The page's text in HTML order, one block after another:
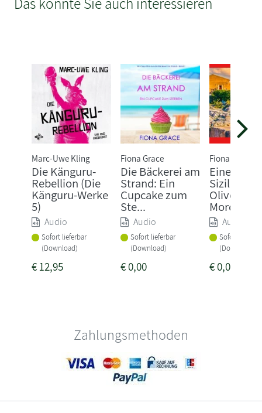
Marc-Uwe Kling
Die Känguru-
Rebellion (Die
Känguru-Werke
5)
Audio
Sofort lieferbar
(Download)
€12,95
Fiona Grace
Die Bäckerei am
Strand: Ein
Cupcake zum
Ste...
Audio
Sofort lieferbar
(Download)
€0,00
Fiona Grace
Eine Villa
Sizilien:
Olivenöl
Mord (...
Audio
Sofort
(Download)
€0,00
Zahlungsmethoden